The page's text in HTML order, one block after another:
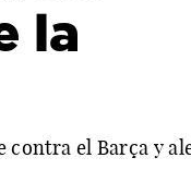
la
contra el Barça y